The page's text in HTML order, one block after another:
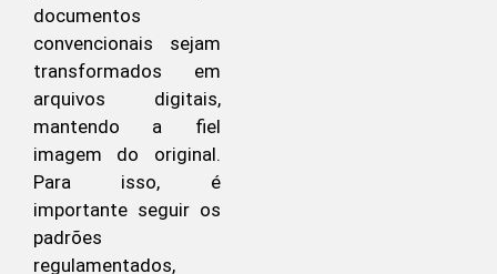
documentos
convencionais sejam
transformados em
arquivos digitais,
mantendo a fiel
imagem do original.
Para isso, é
importante seguir os
padrões
regulamentados,